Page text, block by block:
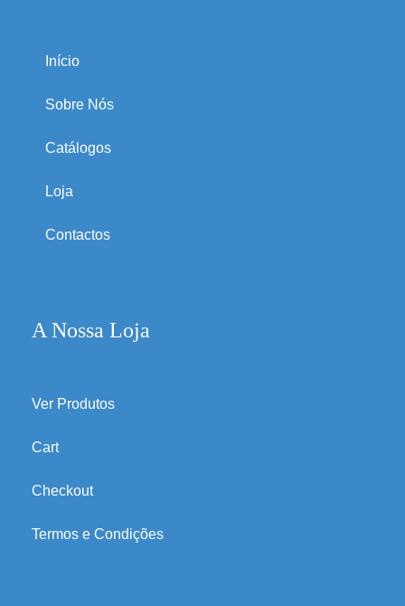
Início
Sobre Nós
Catálogos
Loja
Contactos
A Nossa Loja
Ver Produtos
Cart
Checkout
Termos e Condições